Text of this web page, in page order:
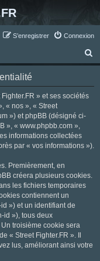
Connexion
S’enregistrer
e
» et ses sociétés
« nos », « Street
») et phpBB (désigné ci-
», « www.phpbb.com »,
informations collectées
par « vos informations »).
Premièrement, en
créera plusieurs cookies.
les fichiers temporaires
contiennent un
») et un identifiant de
id »), tous deux
troisième cookie sera
« Street Fighter.FR ». Il
lus, améliorant ainsi votre